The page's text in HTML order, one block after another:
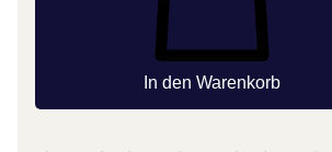
In den Warenkorb